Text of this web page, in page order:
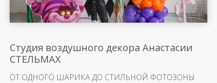
Студия воздушного декора Анастасии
СТЕЛЬМАХ
ОТ ОДНОГО ШАРИКА ДО СТИЛЬНОЙ ФОТОЗОНЫ